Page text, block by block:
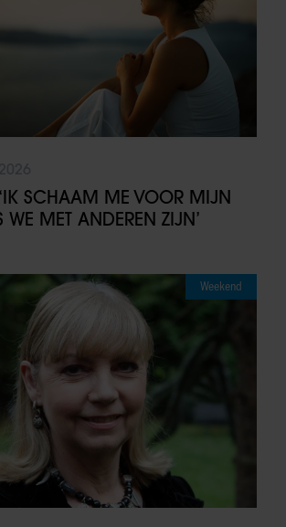
SCHAAM ME VOOR MIJN
MET ANDEREN ZIJN’
Weekend